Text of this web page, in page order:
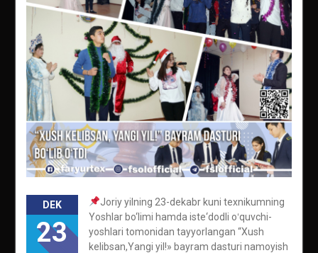
DEK
23
Joriy yilning 23-dekabr kuni texnikumning
Yoshlar bo‘limi hamda iste‘dodli oʻquvchi-
yoshlari tomonidan tayyorlangan “Xush
kelibsan,Yangi yil!» bayram dasturi namoyish